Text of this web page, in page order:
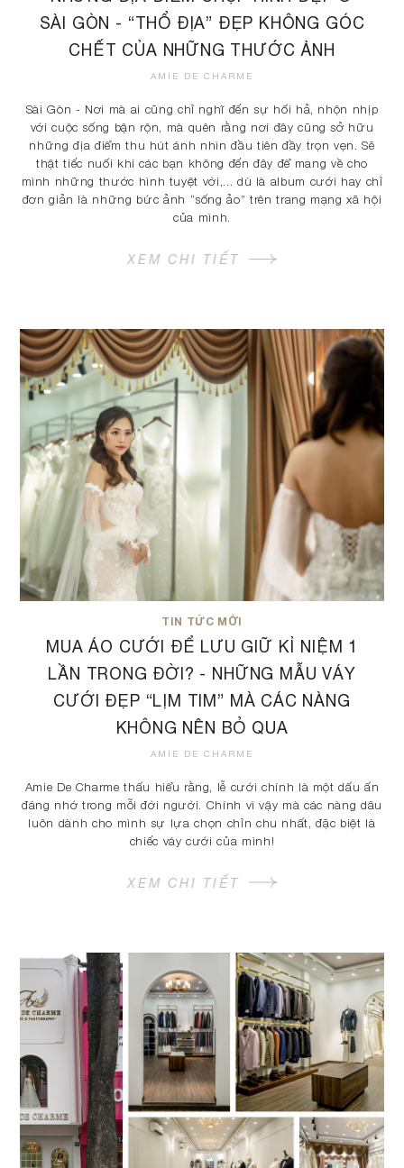
SÀI GÒN - “THỔ ĐỊA” ĐẸP KHÔNG GÓC
CHẾT CỦA NHỮNG THƯỚC ẢNH
AMIE DE CHARME
Sài Gòn - Nơi mà ai cũng chỉ nghĩ đến sự hối hả, nhộn nhịp
với cuộc sống bận rộn, mà quên rằng nơi đây cũng sở hữu
những địa điểm thu hút ánh nhìn đầu tiên đầy trọn vẹn. Sẽ
thật tiếc nuối khi các bạn không đến đây để mang về cho
mình những thước hình tuyệt vời,... dù là album cưới hay chỉ
đơn giản là những bức ảnh “sống ảo” trên trang mạng xã hội
của mình.
XEM CHI TIẾT
TIN TỨC MỚI
MUA ÁO CƯỚI ĐỂ LƯU GIỮ KỈ NIỆM 1
LẦN TRONG ĐỜI? - NHỮNG MẪU VÁY
CƯỚI ĐẸP “LỊM TIM” MÀ CÁC NÀNG
KHÔNG NÊN BỎ QUA
AMIE DE CHARME
Amie De Charme thấu hiểu rằng, lễ cưới chính là một dấu ấn
đáng nhớ trong mỗi đời người. Chính vì vậy mà các nàng dâu
luôn dành cho mình sự lựa chọn chỉn chu nhất, đặc biệt là
chiếc váy cưới của mình!
XEM CHI TIẾT